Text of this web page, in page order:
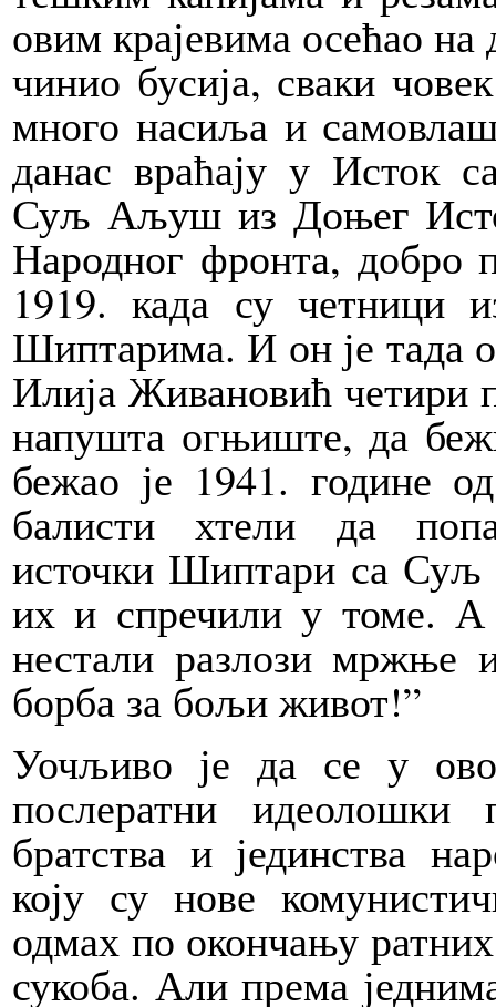
овим крајевима осећао
чинио бусија, сваки
много насиља и
данас враћају у Исток
Суљ Аљуш из Доњег
Народног фронта, добро
1919. када су четници
Шиптарима. И он је тада
Илија Живановић четири
напушта огњиште, да
бежао је 1941. године
балисти хтели да
источки Шиптари са
их и спречили у томе. А
нестали разлози мржње
борба за бољи живот!”
Уочљиво је да се у
послератни идеолошки
братства и јединства
коју су нове
одмах по окончању
сукоба. Али према